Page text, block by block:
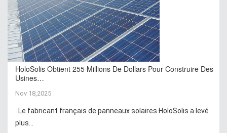
HoloSolis Obtient 255 Millions De Dollars Pour Construire Des
Usines…
Nov 18,2025
Le fabricant français de panneaux solaires HoloSolis a levé
plus...